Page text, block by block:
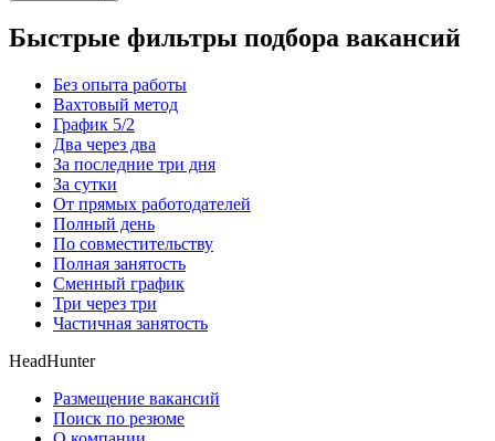
Быстрые фильтры подбора вакансий
Без опыта работы
Вахтовый метод
График 5/2
Два через два
За последние три дня
За сутки
От прямых работодателей
Полный день
По совместительству
Полная занятость
Сменный график
Три через три
Частичная занятость
HeadHunter
Размещение вакансий
Поиск по резюме